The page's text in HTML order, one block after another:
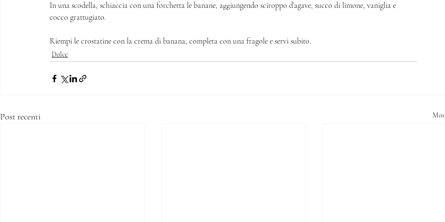
In una scodella, schiaccia con una forchetta le banane, aggiungendo sciroppo d’agave, succo di limone, vaniglia e
cocco grattugiato.
Riempi le crostatine con la crema di banana, completa con una fragole e servi subito.
Dolce
Post recenti